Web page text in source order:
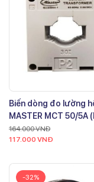
Biến dòng đo lường
MASTER MCT 50/5A
164.000VNĐ
117.000 VNĐ
-32%